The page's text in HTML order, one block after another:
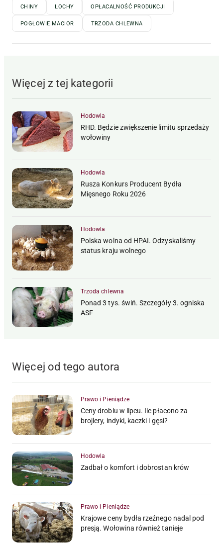
CHINY LOCHY OPŁACALNOŚĆ PRODUKCJI
POGŁOWIE MACIOR TRZODA CHLEWNA
Więcej z tej kategorii
Hodowla
RHD. Będzie zwiększenie limitu sprzedaży
wołowiny
Hodowla
Rusza Konkurs Producent Bydła
Mięsnego Roku 2026
Hodowla
Polska wolna od HPAI. Odzyskaliśmy
status kraju wolnego
Trzoda chlewna
Ponad 3 tys. świń. Szczegóły 3. ogniska
ASF
Więcej od tego autora
Prawo i Pieniądze
Ceny drobiu w lipcu. Ile płacono za
brojlery, indyki, kaczki i gęsi?
Hodowla
Zadbał o komfort i dobrostan krów
Prawo i Pieniądze
Krajowe ceny bydła rzeźnego nadal pod
presją. Wołowina również tanieje